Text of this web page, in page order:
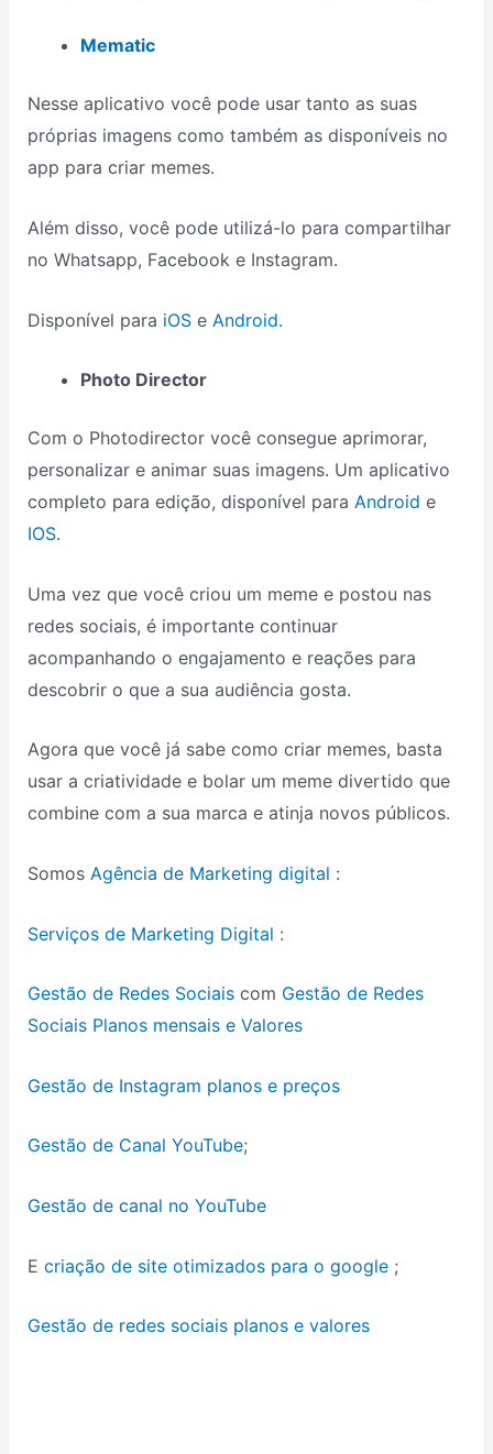
Mematic
Nesse aplicativo você pode usar tanto as suas
próprias imagens como também as disponíveis no
app para criar memes.
Além disso, você pode utilizá-lo para compartilhar
no Whatsapp, Facebook e Instagram.
Disponível para iOSeAndroid.
Photo Director
Com o Photodirector você consegue aprimorar,
personalizar e animar suas imagens. Um aplicativo
completo para edição, disponível para Android e
IOS.
Uma vez que você criou um meme e postou nas
redes sociais, é importante continuar
acompanhando o engajamento e reações para
descobrir o que a sua audiência gosta.
Agora que você já sabe como criar memes, basta
usar a criatividade e bolar um meme divertido que
combine com a sua marca e atinja novos públicos.
SomosAgência de Marketing digital :
Serviços de Marketing Digital :
Gestão de Redes Sociaiscom Gestão de Redes
Sociais Planos mensais e Valores
Gestão de Instagram planos e preços
Gestão de Canal YouTube;
Gestão de canal no YouTube
E criação de site otimizados para o google;
Gestão de redes sociais planos e valores